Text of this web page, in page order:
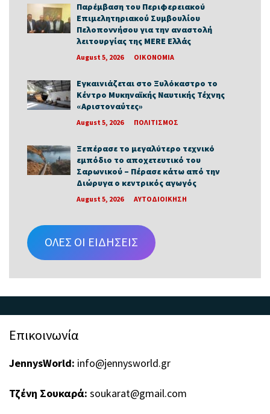
Παρέμβαση του Περιφερειακού
Επιμελητηριακού Συμβουλίου
Πελοποννήσου για την αναστολή
λειτουργίας της MERE Ελλάς
August 5, 2026 ΟΙΚΟΝΟΜΙΑ
Εγκαινιάζεται στο Ξυλόκαστρο το
Κέντρο Μυκηναϊκής Ναυτικής Τέχνης
«Αριστοναύτες»
August 5, 2026 ΠΟΛΙΤΙΣΜΟΣ
Ξεπέρασε το μεγαλύτερο τεχνικό
εμπόδιο το αποχετευτικό του
Σαρωνικού – Πέρασε κάτω από την
Διώρυγα ο κεντρικός αγωγός
August 5, 2026 ΑΥΤΟΔΙΟΙΚΗΣΗ
ΟΛΕΣ ΟΙ ΕΙΔΗΣΕΙΣ
Επικοινωνία
JennysWorld: info@jennysworld.gr
Τζένη Σουκαρά: soukarat@gmail.com